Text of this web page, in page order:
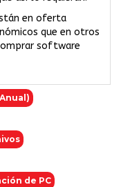
en oferta
que en otros
software
de PC